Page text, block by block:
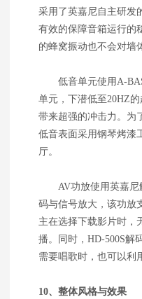
采用了英嘉尼自主研发
有效的保障音箱运行的
的蜂窝振动也不会对墙
低音单元使用A-
单元，下潜低至20HZ
带来超强的冲击力。为
低音表面采用钢琴烤漆
厅。
AV功放使用英嘉尼
码与信号放大，该功放
主在选择下载影片时，
播。同时，HD-500S解
需要唱歌时，也可以利
10、整体风格与效果